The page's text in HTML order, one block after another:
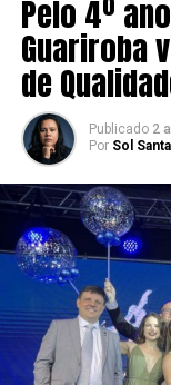
Pelo 4º
Guariroba
de
Publicado 2
Por Sol